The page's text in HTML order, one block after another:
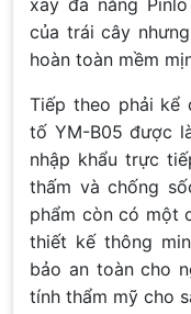
xay đa năng
của trái cây
hoàn toàn mềm
Tiếp theo phải kể
tố YM-B05 được
nhập khẩu trực
thấm và chống
phẩm còn có một
thiết kế thông
bảo an toàn cho
tính thẩm mỹ cho